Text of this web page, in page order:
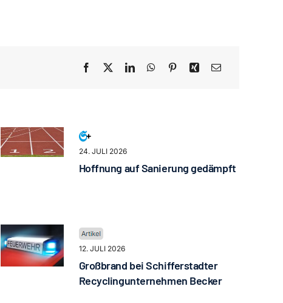
24. JULI 2026
Hoffnung auf Sanierung gedämpft
12. JULI 2026
Großbrand bei Schifferstadter
Recyclingunternehmen Becker